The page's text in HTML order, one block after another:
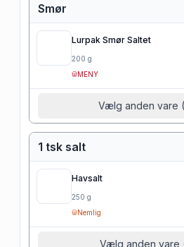
Smør
Lurpak Smør Saltet
200 g
MENY
Vælg anden vare
1 tsk salt
Havsalt
250 g
Nemlig
Vælg anden vare